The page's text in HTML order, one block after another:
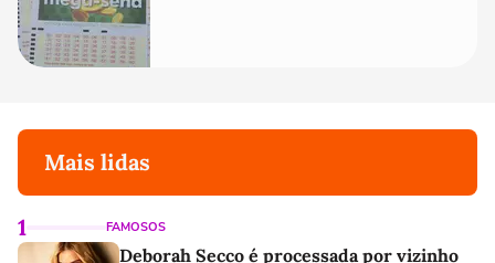
Mais lidas
1 FAMOSOS
Deborah Secco é processada por vizinho